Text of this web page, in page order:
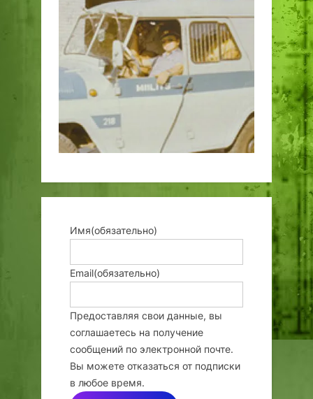
Имя(обязательно)
Email(обязательно)
Предоставляя свои данные, вы
соглашаетесь на получение
сообщений по электронной почте.
Вы можете отказаться от подписки
в любое время.